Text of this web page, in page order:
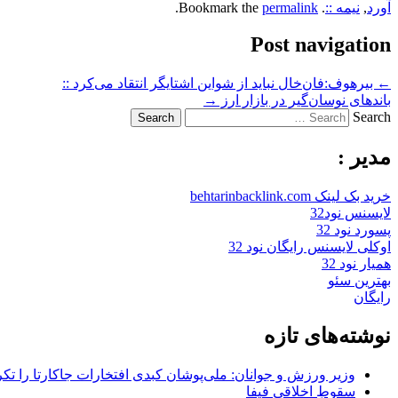
آورد, نیمه ::. Bookmark the
permalink
.
Post navigation
← بیرهوف:فان‌خال نباید از شواین اشتایگر انتقاد می‌کرد ::
باندهای نوسان‌گیر در بازار ارز
→
Search
مدیر :
خرید بک لینک behtarinbacklink.com
لایسنس نود32
پسورد نود 32
اوکلی لایسنس رایگان نود 32
همیار نود 32
بهترین سئو
رایگان
نوشته‌های تازه
وزیر ورزش و جوانان: ملی‌پوشان کبدی افتخارات جاکارتا را
سقوطِ اخلاقی فیفا